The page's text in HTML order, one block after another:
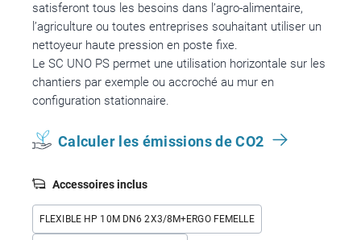
satisferont tous les besoins dans l’agro-alimentaire,
l’agriculture ou toutes entreprises souhaitant utiliser un
nettoyeur haute pression en poste fixe.
Le SC UNO PS permet une utilisation horizontale sur les
chantiers par exemple ou accroché au mur en
configuration stationnaire.
Calculer les émissions de CO2
Accessoires inclus
FLEXIBLE HP 10M DN6 2X3/8M+ERGO FEMELLE